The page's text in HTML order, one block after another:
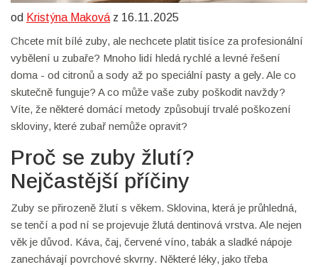
od Kristýna Maková z 16.11.2025
Chcete mít bílé zuby, ale nechcete platit tisíce za profesionální
vybělení u zubaře? Mnoho lidí hledá rychlé a levné řešení
doma - od citronů a sody až po speciální pasty a gely. Ale co
skutečně funguje? A co může vaše zuby poškodit navždy?
Víte, že některé domácí metody způsobují trvalé poškození
skloviny, které zubař nemůže opravit?
Proč se zuby žlutí?
Nejčastější příčiny
Zuby se přirozeně žlutí s věkem. Sklovina, která je průhledná,
se tenčí a pod ní se projevuje žlutá dentinová vrstva. Ale nejen
věk je důvod. Káva, čaj, červené víno, tabák a sladké nápoje
zanechávají povrchové skvrny. Některé léky, jako třeba